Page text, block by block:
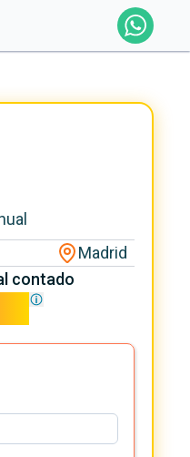
Madrid
contado